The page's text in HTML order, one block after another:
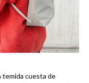
temida cuesta de